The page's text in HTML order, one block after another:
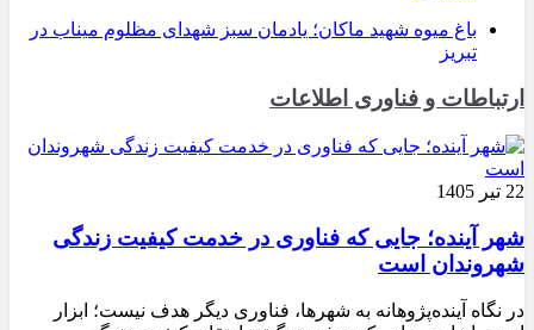
باغ میوه شهید ماکان؛ یادمان سبز شهدای مظلوم میناب در
تبریز
ارتباطات و فناوری اطلاعات
22 تیر 1405
شهر آینده؛ جایی که فناوری در خدمت کیفیت زندگی
شهروندان است
در نگاه آینده‌پژوهانه به شهرها، فناوری دیگر هدف نیست؛ ابزار